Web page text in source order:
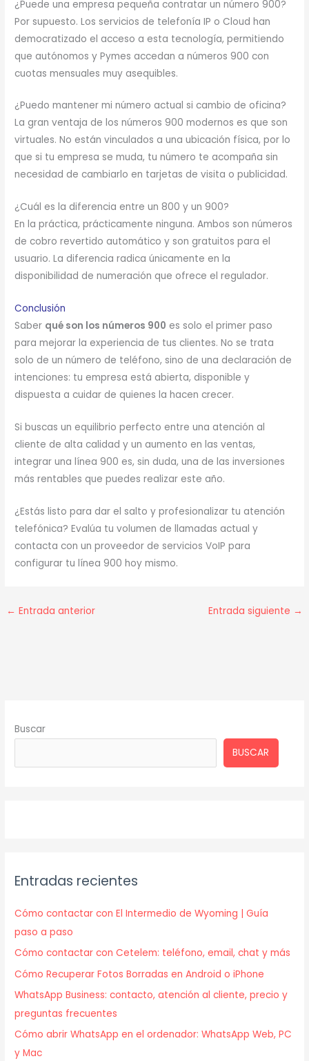
¿Puede una empresa pequeña contratar un número 900?
Por supuesto. Los servicios de telefonía IP o Cloud han
democratizado el acceso a esta tecnología, permitiendo
que autónomos y Pymes accedan a números 900 con
cuotas mensuales muy asequibles.
¿Puedo mantener mi número actual si cambio de oficina?
La gran ventaja de los números 900 modernos es que son
virtuales.No están vinculados a una ubicación física, por lo
que si tu empresa se muda, tu número te acompaña sin
necesidad de cambiarlo en tarjetas de visita o publicidad.
¿Cuál es la diferencia entre un 800 y un 900?
En la práctica, prácticamente ninguna.Ambos son números
de cobro revertido automático y son gratuitos para el
usuario. La diferencia radica únicamente en la
disponibilidad de numeración que ofrece el regulador.
Conclusión
Saber qué son los números 900 es solo el primer paso
para mejorar la experiencia de tus clientes. No se trata
solo de un número de teléfono, sino de una declaración de
intenciones: tu empresa está abierta, disponible y
dispuesta a cuidar de quienes la hacen crecer.
Si buscas un equilibrio perfecto entre una atención al
cliente de alta calidad y un aumento en las ventas,
integrar una línea 900 es, sin duda, una de las inversiones
más rentables que puedes realizar este año.
¿Estás listo para dar el salto y profesionalizar tu atención
telefónica? Evalúa tu volumen de llamadas actual y
contacta con un proveedor de servicios VoIP para
configurar tu línea 900 hoy mismo.
← Entrada anterior Entrada siguiente →
Buscar
BUSCAR
Entradas recientes
Cómo contactar con El Intermedio de Wyoming | Guía
paso a paso
Cómo contactar con Cetelem: teléfono, email, chat y más
Cómo Recuperar Fotos Borradas en Android o iPhone
WhatsApp Business: contacto, atención al cliente, precio y
preguntas frecuentes
Cómo abrir WhatsApp en el ordenador: WhatsApp Web, PC
y Mac